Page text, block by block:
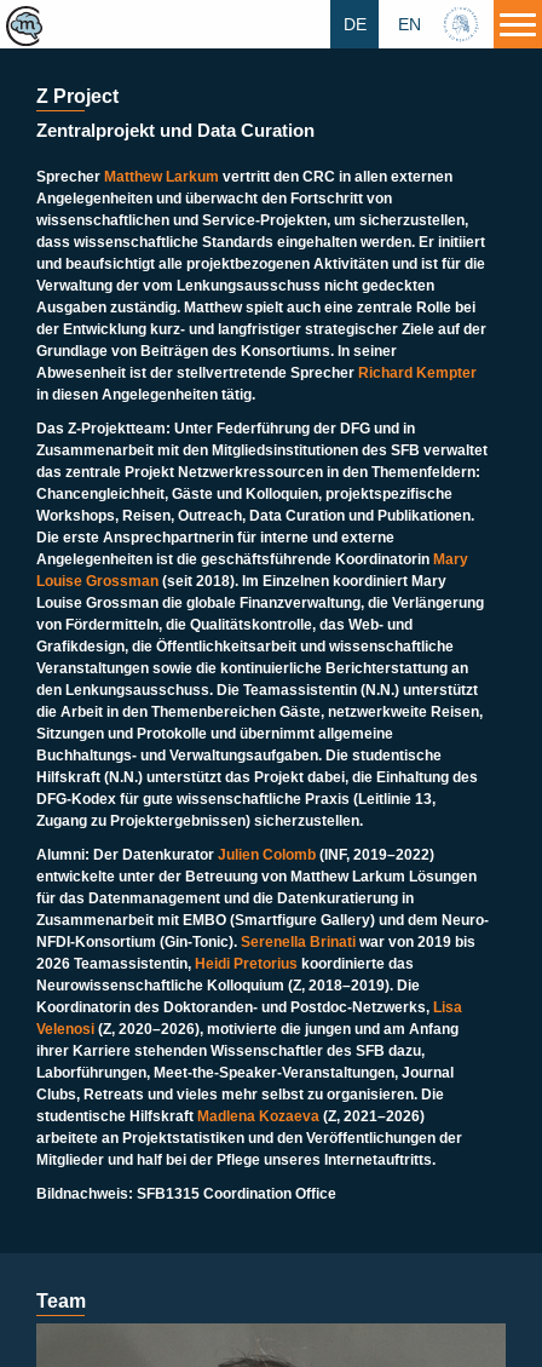
HU
EN
DE
Z Project
Zentralprojekt und Data Curation
Sprecher Matthew Larkum vertritt den CRC in allen externen
Angelegenheiten und überwacht den Fortschritt von
wissenschaftlichen und Service-Projekten, um sicherzustellen,
dass wissenschaftliche Standards eingehalten werden. Er initiiert
und beaufsichtigt alle projektbezogenen Aktivitäten und ist für die
Verwaltung der vom Lenkungsausschuss nicht gedeckten
Ausgaben zuständig. Matthew spielt auch eine zentrale Rolle bei
der Entwicklung kurz- und langfristiger strategischer Ziele auf der
Grundlage von Beiträgen des Konsortiums. In seiner
Abwesenheit ist der stellvertretende Sprecher Richard Kempter
in diesen Angelegenheiten tätig.
Das Z-Projektteam: Unter Federführung der DFG und in
Zusammenarbeit mit den Mitgliedsinstitutionen des SFB verwaltet
das zentrale Projekt Netzwerkressourcen in den Themenfeldern:
Chancengleichheit, Gäste und Kolloquien, projektspezifische
Workshops, Reisen, Outreach, Data Curation und Publikationen.
Die erste Ansprechpartnerin für interne und externe
Angelegenheiten ist die geschäftsführende Koordinatorin Mary
Louise Grossman (seit 2018). Im Einzelnen koordiniert Mary
Louise Grossman die globale Finanzverwaltung, die Verlängerung
von Fördermitteln, die Qualitätskontrolle, das Web- und
Grafikdesign, die Öffentlichkeitsarbeit und wissenschaftliche
Veranstaltungen sowie die kontinuierliche Berichterstattung an
den Lenkungsausschuss. Die Teamassistentin (N.N.) unterstützt
die Arbeit in den Themenbereichen Gäste, netzwerkweite Reisen,
Sitzungen und Protokolle und übernimmt allgemeine
Buchhaltungs- und Verwaltungsaufgaben. Die studentische
Hilfskraft (N.N.) unterstützt das Projekt dabei, die Einhaltung des
DFG-Kodex für gute wissenschaftliche Praxis (Leitlinie 13,
Zugang zu Projektergebnissen) sicherzustellen.
Alumni: Der Datenkurator Julien Colomb (INF, 2019–2022)
entwickelte unter der Betreuung von Matthew Larkum Lösungen
für das Datenmanagement und die Datenkuratierung in
Zusammenarbeit mit EMBO (Smartfigure Gallery) und dem Neuro-
NFDI-Konsortium (Gin-Tonic). Serenella Brinati war von 2019 bis
2026 Teamassistentin, Heidi Pretorius koordinierte das
Neurowissenschaftliche Kolloquium (Z, 2018–2019). Die
Koordinatorin des Doktoranden- und Postdoc-Netzwerks, Lisa
Velenosi (Z, 2020–2026), motivierte die jungen und am Anfang
ihrer Karriere stehenden Wissenschaftler des SFB dazu,
Laborführungen, Meet-the-Speaker-Veranstaltungen, Journal
Clubs, Retreats und vieles mehr selbst zu organisieren. Die
studentische Hilfskraft Madlena Kozaeva (Z, 2021–2026)
arbeitete an Projektstatistiken und den Veröffentlichungen der
Mitglieder und half bei der Pflege unseres Internetauftritts.
Bildnachweis: SFB1315 Coordination Office
Team